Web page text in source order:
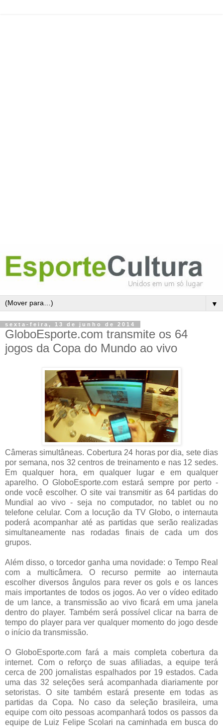
▼
sexta-feira, 13 de junho de 2014
GloboEsporte.com transmite os 64
jogos da Copa do Mundo ao vivo
Câmeras simultâneas. Cobertura 24 horas por dia, sete dias
por semana, nos 32 centros de treinamento e nas 12 sedes.
Em qualquer hora, em qualquer lugar e em qualquer
aparelho. O GloboEsporte.com estará sempre por perto -
onde você escolher. O site vai transmitir as 64 partidas do
Mundial ao vivo - seja no computador, no tablet ou no
telefone celular. Com a locução da TV Globo, o internauta
poderá acompanhar até as partidas que serão realizadas
simultaneamente nas rodadas finais de cada um dos
grupos.
Além disso, o torcedor ganha uma novidade: o Tempo Real
com a multicâmera. O recurso permite ao internauta
escolher diversos ângulos para rever os gols e os lances
mais importantes de todos os jogos. Ao ver o vídeo editado
de um lance, a transmissão ao vivo ficará em uma janela
dentro do player. Também será possível clicar na barra de
tempo do player para ver qualquer momento do jogo desde
o início da transmissão.
O GloboEsporte.com fará a mais completa cobertura da
internet. Com o reforço de suas afiliadas, a equipe terá
cerca de 200 jornalistas espalhados por 19 estados. Cada
uma das 32 seleções será acompanhada diariamente por
setoristas. O site também estará presente em todas as
partidas da Copa. No caso da seleção brasileira, uma
equipe com oito pessoas acompanhará todos os passos da
equipe de Luiz Felipe Scolari na caminhada em busca do